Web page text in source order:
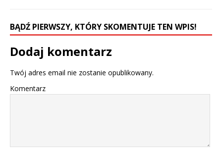
BĄDŹ PIERWSZY, KTÓRY SKOMENTUJE TEN WPIS!
Dodaj komentarz
Twój adres email nie zostanie opublikowany.
Komentarz